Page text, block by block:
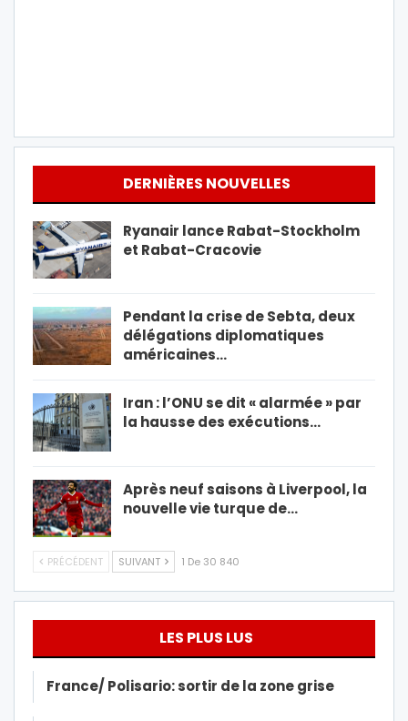
DERNIÈRES NOUVELLES
Ryanair lance Rabat-Stockholm
et Rabat-Cracovie
Pendant la crise de Sebta, deux
délégations diplomatiques
américaines…
Iran : l’ONU se dit « alarmée » par
la hausse des exécutions…
Après neuf saisons à Liverpool, la
nouvelle vie turque de…
PRÉCÉDENT SUIVANT 1 De 30 840
LES PLUS LUS
France/ Polisario: sortir de la zone grise